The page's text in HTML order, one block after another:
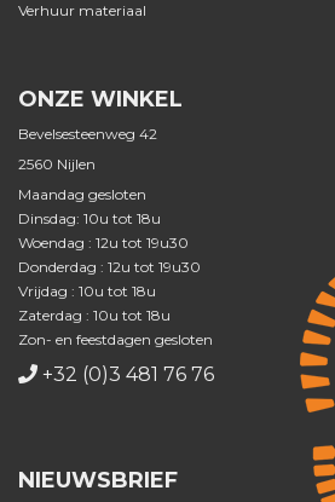
Verhuur materiaal
ONZE WINKEL
Bevelsesteenweg 42
2560 Nijlen
Maandag gesloten
Dinsdag: 10u tot 18u
Woendag : 12u tot 19u30
Donderdag : 12u tot 19u30
Vrijdag : 10u tot 18u
Zaterdag : 10u tot 18u
Zon- en feestdagen gesloten
+32 (0)3 481 76 76
NIEUWSBRIEF